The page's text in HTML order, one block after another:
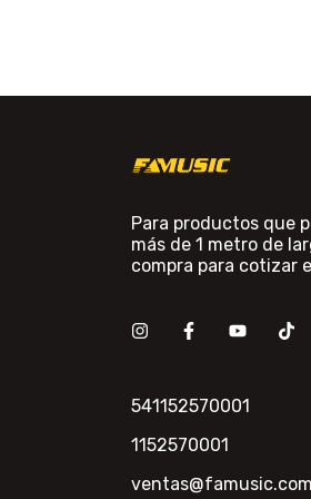
Para productos que
más de 1 metro de
compra para cotizar
541152570001
1152570001